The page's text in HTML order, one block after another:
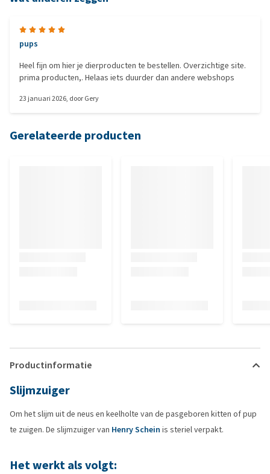
pups
Heel fijn om hier je dierproducten te bestellen. Overzichtige site.
prima producten,. Helaas iets duurder dan andere webshops
23 januari 2026, doorGery
Gerelateerde producten
Productinformatie
Slijmzuiger
Om het slijm uit de neus en keelholte van de pasgeboren kitten of pup
te zuigen. De slijmzuiger van Henry Schein is steriel verpakt.
Het werkt als volgt: